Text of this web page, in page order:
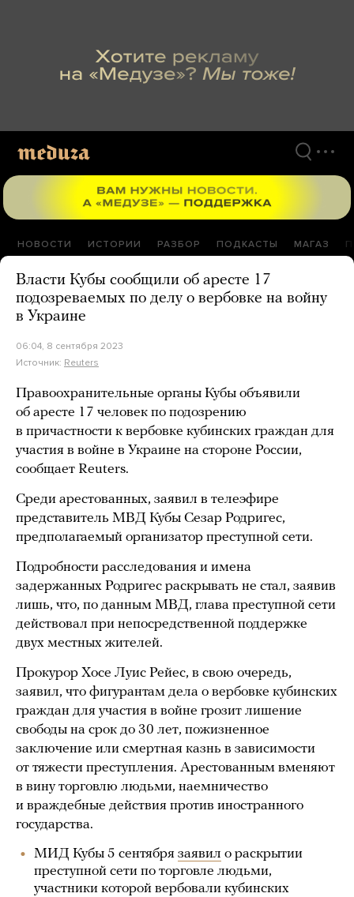
НОВОСТИ ИСТОРИИ РАЗБОР ПОДКАСТЫ МАГАЗ
Власти Кубы сообщили об аресте 17
подозреваемых по делу о вербовке на войну
в Украине
06:04, 8 сентября 2023
Источник: Reuters
Правоохранительные органы Кубы объявили
об аресте 17 человек по подозрению
в причастности к вербовке кубинских граждан для
участия в войне в Украине на стороне России,
сообщает Reuters.
Среди арестованных, заявил в телеэфире
представитель МВД Кубы Сезар Родригес,
предполагаемый организатор преступной сети.
Подробности расследования и имена
задержанных Родригес раскрывать не стал, заявив
лишь, что, по данным МВД, глава преступной сети
действовал при непосредственной поддержке
двух местных жителей.
Прокурор Хосе Луис Рейес, в свою очередь,
заявил, что фигурантам дела о вербовке кубинских
граждан для участия в войне грозит лишение
свободы на срок до 30 лет, пожизненное
заключение или смертная казнь в зависимости
от тяжести преступления. Арестованным вменяют
в вину торговлю людьми, наемничество
и враждебные действия против иностранного
государства.
МИД Кубы 5 сентября заявил о раскрытии
преступной сети по торговле людьми,
участники которой вербовали кубинских